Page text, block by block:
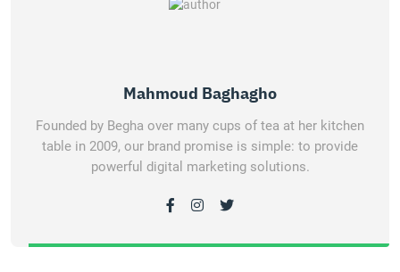
Mahmoud Baghagho
Founded by Begha over many cups of tea at her kitchen
table in 2009, our brand promise is simple: to provide
powerful digital marketing solutions.